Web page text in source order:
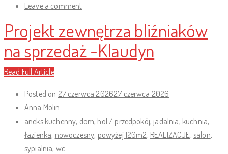
Leave a comment
Projekt zewnętrza bliźniaków
na sprzedaż -Klaudyn
Read Full Article
Posted on 27 czerwca 202627 czerwca 2026
Anna Molin
aneks kuchenny, dom, hol / przedpokój, jadalnia, kuchnia,
łazienka, nowoczesny, powyżej 120m2, REALIZACJE, salon,
sypialnia, wc